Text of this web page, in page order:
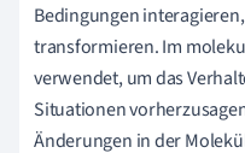
Bedingungen
transformieren. Im
verwendet, um das
Situationen
Änderungen in der